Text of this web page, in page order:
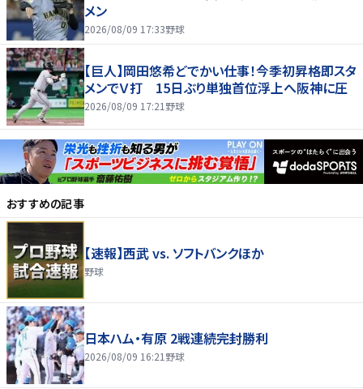
メン
2026/08/09 17:33野球
【巨人】岡田悠希どでかい仕事！今季初昇格即スタ
メンでＶ打 15日ぶり単独首位浮上へ阪神に圧
2026/08/09 17:21 野球
おすすめの記事
【速報】西武 vs. ソフトバンクほか
野球
日本ハム・有原 2戦連続完封勝利
2026/08/09 16:21 野球